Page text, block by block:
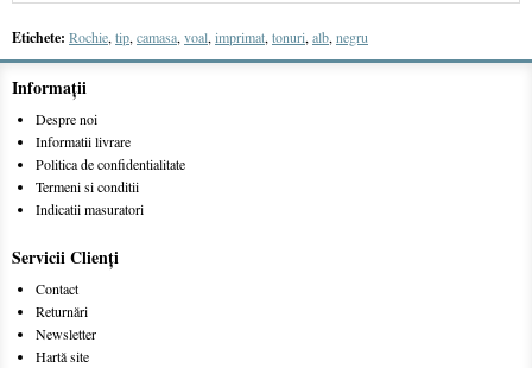
Etichete: Rochie, tip, camasa, voal, imprimat, tonuri, alb, negru
Informaţii
Despre noi
Informatii livrare
Politica de confidentialitate
Termeni si conditii
Indicatii masuratori
Servicii Clienţi
Contact
Returnări
Newsletter
Hartă site